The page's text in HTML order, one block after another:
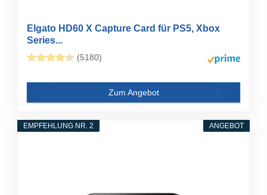
Elgato HD60 X Capture Card für PS5, Xbox
Series...
(5180)
Zum Angebot
ANGEBOT
EMPFEHLUNG NR. 2